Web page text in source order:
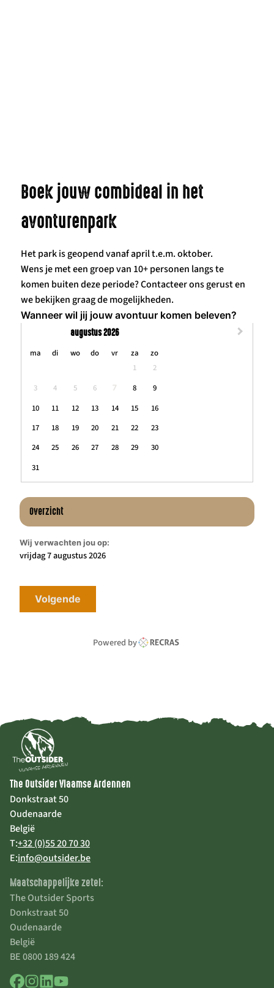
Boek jouw combideal in het
avonturenpark
Het park is geopend vanaf april t.e.m. oktober.
Wens je met een groep van 10+ personen langs te
komen buiten deze periode? Contacteer ons gerust en
we bekijken graag de mogelijkheden.
Wanneer wil jij jouw avontuur komen beleven?
augustus 2026
maandag
ma dinsdag
di woensdag
wo donderdag
do vrijdag
vr zaterdag
za zondag
zo
1
2
3
4 5 6 7 8
9
10
11 12 13 14 15
16
17
18 19 20 21 22
23
24
25 26 27 28 29
30
31
Volgende
Overzicht
Wij verwachten jou op:
vrijdag 7 augustus 2026
Powered by
The Outsider Vlaamse Ardennen
Donkstraat 50
Oudenaarde
België
T:+32 (0)55 20 70 30
E:info@outsider.be
Maatschappelijke zetel:
The Outsider Sports
Donkstraat 50
Oudenaarde
België
BE 0800 189 424